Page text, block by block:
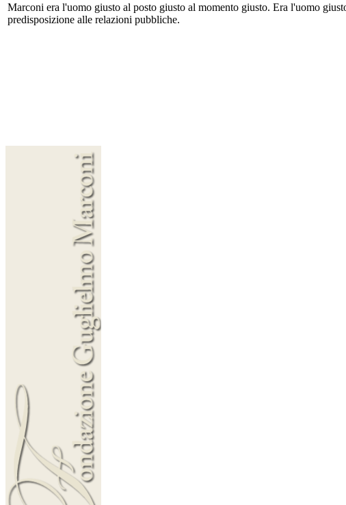
Marconi era l'uomo giusto al posto giusto al momento giusto. Era l'uomo
predisposizione alle relazioni pubbliche.